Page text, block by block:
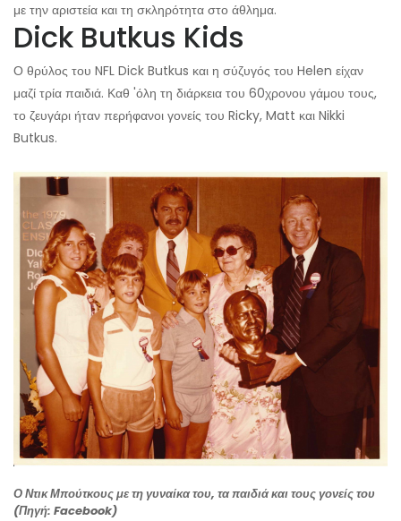
με την αριστεία και τη σκληρότητα στο άθλημα.
Dick Butkus Kids
Ο θρύλος του NFL Dick Butkus και η σύζυγός του Helen είχαν
μαζί τρία παιδιά. Καθ 'όλη τη διάρκεια του 60χρονου γάμου τους,
το ζευγάρι ήταν περήφανοι γονείς του Ricky, Matt και Nikki
Butkus.
Ο Ντικ Μπούτκους με τη γυναίκα του, τα παιδιά και τους γονείς του
(Πηγή: Facebook)